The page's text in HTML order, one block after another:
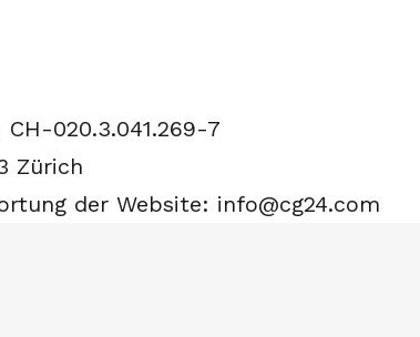
020.3.041.269-7
Zürich
der Website: info@cg24.com